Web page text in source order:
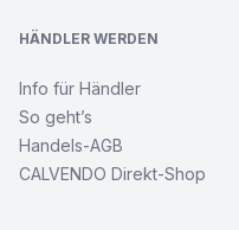
HÄNDLER WERDEN
Info für Händler
So geht’s
Handels-AGB
CALVENDO Direkt-Shop